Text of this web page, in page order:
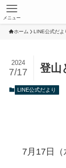
メニュー
ホーム LINE公式だよ
登山
2024
7/17
LINE公式だより
7月17日